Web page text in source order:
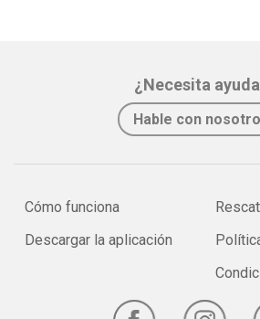
¿Necesita
Hable con
Cómo funciona
Descargar la aplicación